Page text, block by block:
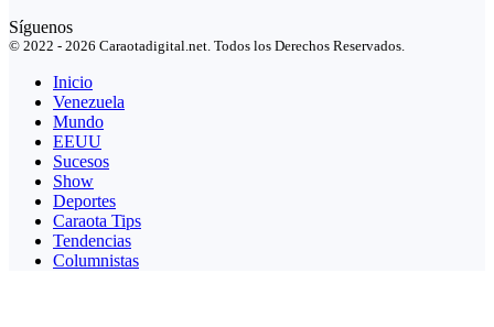
Síguenos
© 2022 - 2026 Caraotadigital.net. Todos los Derechos Reservados.
Inicio
Venezuela
Mundo
EEUU
Sucesos
Show
Deportes
Caraota Tips
Tendencias
Columnistas